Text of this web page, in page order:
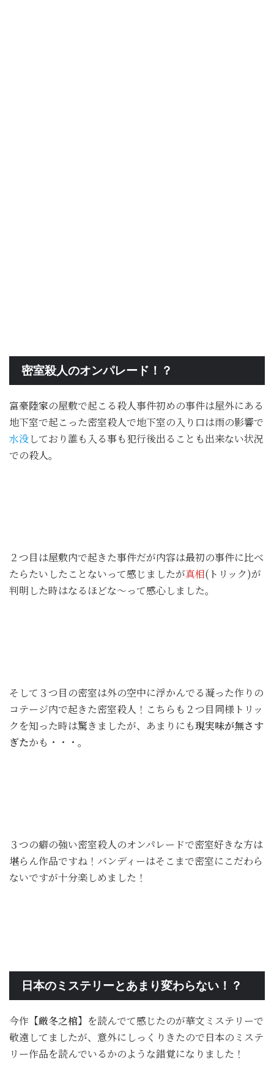
密室殺人のオンパレード！？
富豪陸家の屋敷で起こる殺人事件初めの事件は屋外にある
地下室で起こった密室殺人で地下室の入り口は雨の影響で
水没しており誰も入る事も犯行後出ることも出来ない状況
での殺人。
２つ目は屋敷内で起きた事件だが内容は最初の事件に比べ
たらたいしたことないって感じましたが真相(トリック)が
判明した時はなるほどな～って感心しました。
そして３つ目の密室は外の空中に浮かんでる凝った作りの
コテージ内で起きた密室殺人！こちらも２つ目同様トリッ
クを知った時は驚きましたが、あまりにも現実味が無さす
ぎたかも・・・。
３つの癖の強い密室殺人のオンパレードで密室好きな方は
堪らん作品ですね！バンディーはそこまで密室にこだわら
ないですが十分楽しめました！
日本のミステリーとあまり変わらない！？
今作 【厳冬之棺】 を読んでて感じたのが華文ミステリーで
敬遠してましたが、意外にしっくりきたので日本のミステ
リー作品を読んでいるかのような錯覚になりました！